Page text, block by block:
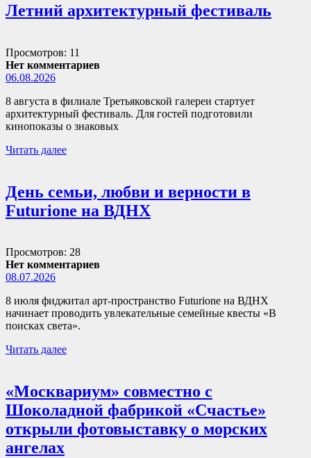
Летний архитектурный фестиваль
Просмотров: 11
Нет комментариев
06.08.2026
8 августа в филиале Третьяковской галереи стартует
архитектурный фестиваль. Для гостей подготовили
кинопоказы о знаковых
Читать далее
День семьи, любви и верности в
Futurione на ВДНХ
Просмотров: 28
Нет комментариев
08.07.2026
8 июля фиджитал арт-пространство Futurione на ВДНХ
начинает проводить увлекательные семейные квесты «В
поисках света».
Читать далее
«Москвариум» совместно с
Шоколадной фабрикой «Счастье»
открыли фотовыставку о морских
ангелах